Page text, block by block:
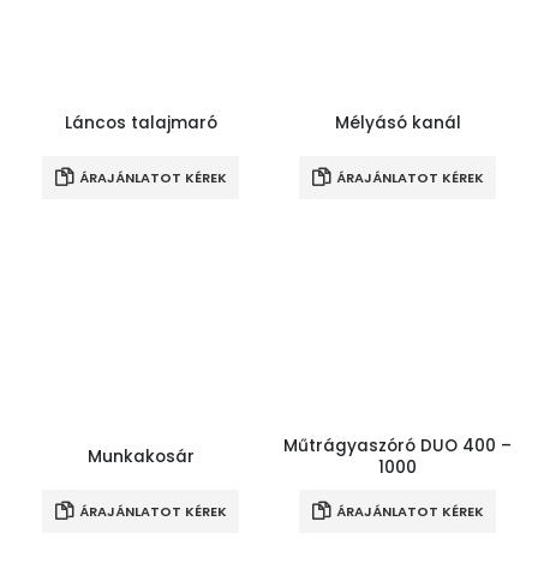
Láncos talajmaró
ÁRAJÁNLATOT KÉREK
Mélyásó kanál
ÁRAJÁNLATOT KÉREK
Munkakosár
ÁRAJÁNLATOT KÉREK
Műtrágyaszóró DUO 400 –
1000
ÁRAJÁNLATOT KÉREK